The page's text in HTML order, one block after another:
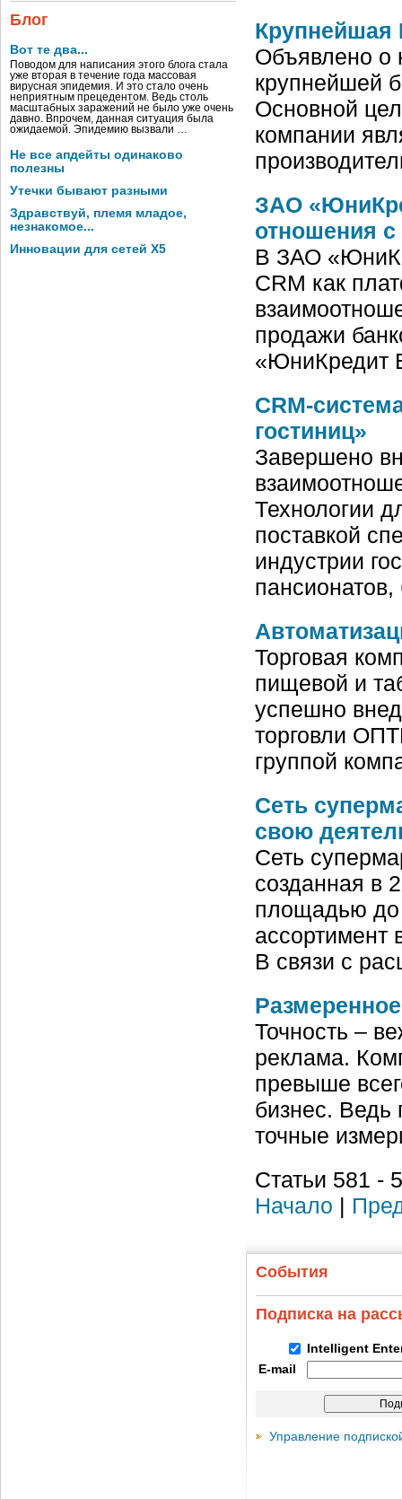
Блог
Вот те два...
Поводом для написания этого блога стала
уже вторая в течение года массовая
вирусная эпидемия. И это стало очень
неприятным прецедентом. Ведь столь
масштабных заражений не было уже очень
давно. Впрочем, данная ситуация была
ожидаемой. Эпидемию вызвали …
Не все апдейты одинаково
полезны
Утечки бывают разными
Здравствуй, племя младое,
незнакомое...
Инновации для сетей X5
Крупнейшая
Объявлено о
крупнейшей
Основной
компании
ЗАО
отношения
В ЗАО
CRM как
продажи
«ЮниКредит
CRM-
гостиниц»
Завершено
Технологии
поставкой
индустрии
Торговая
пищевой и
успешно
торговли
группой
Сеть
свою
Сеть
созданная в
площадью до
ассортимент
В связи с
Точность –
реклама.
превыше
бизнес. Ведь
точные
Статьи 581 -
Начало |
События
Подписка на
Intelligent
E-mail
Управление